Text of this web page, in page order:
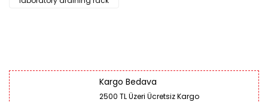
Kargo Bedava
2500 TL Üzeri Ücretsiz Kargo